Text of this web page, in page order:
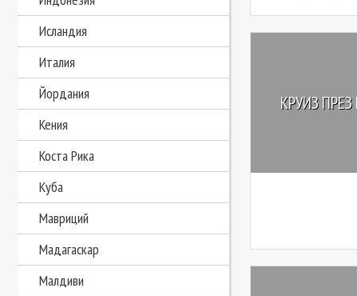
Исландия
Италия
Йордания
Кения
Коста Рика
Куба
Мавриций
Мадагаскар
Малдиви
КРУИЗ